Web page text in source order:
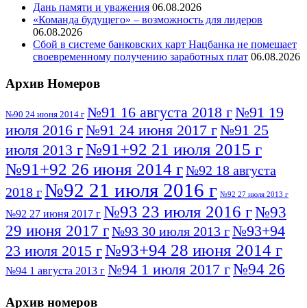
Дань памяти и уважения 06.08.2026
«Команда будущего» – возможность для лидеров
06.08.2026
Сбой в системе банковских карт Нацбанка не помешает
своевременному получению заработных плат 06.08.2026
Архив Номеров
№90 24 июня 2014 г №91 16 августа 2018 г№91 19
июля 2016 г№91 24 июня 2017 г№91 25
июля 2013 г№91+92 21 июля 2015 г
№91+92 26 июня 2014 г№92 18 августа
2018 г№92 21 июля 2016 г №92 27 июля 2013 г
№92 27 июня 2017 г №93 23 июля 2016 г№93
29 июня 2017 г№93 30 июля 2013 г№93+94
23 июля 2015 г№93+94 28 июня 2014 г
№94 1 августа 2013 г №94 1 июля 2017 г№94 26
Архив номеров